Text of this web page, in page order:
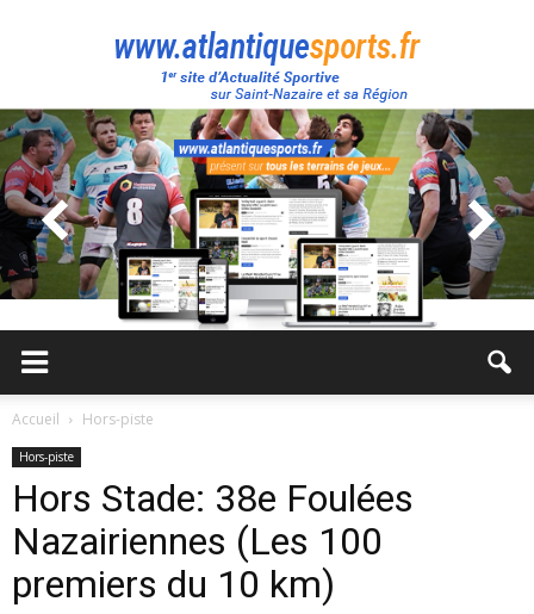
Atlantique
Sport
Accueil Hors-piste
Hors-piste
Hors Stade: 38e Foulées
Nazairiennes (Les 100
premiers du 10 km)